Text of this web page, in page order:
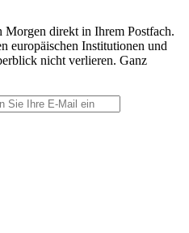
Morgen direkt in Ihrem Postfach.
europäischen Institutionen und
nicht verlieren. Ganz